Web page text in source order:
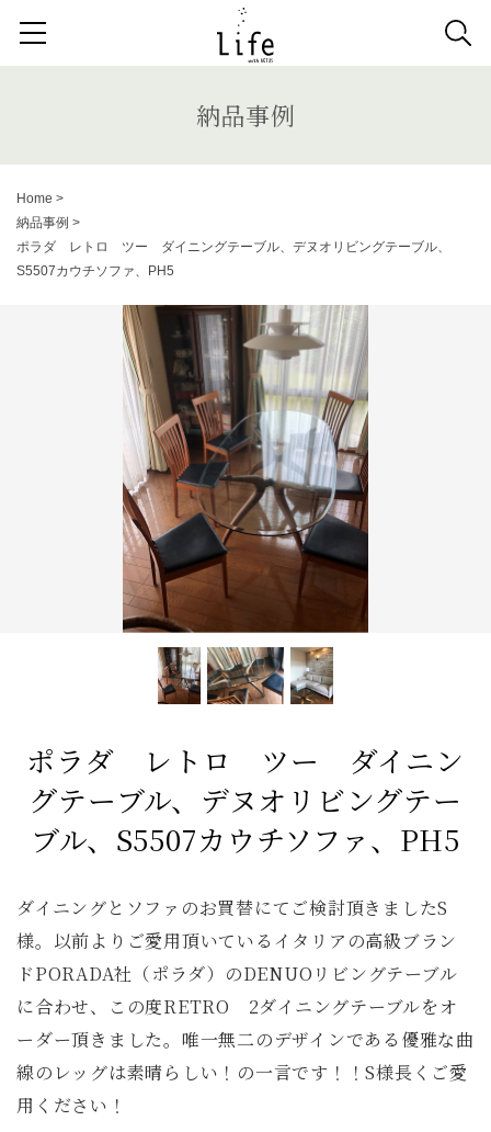
検索する記事の種類：
納品事例 News
キーワードから記事を探す
ファブリック コレクション ダイニングチェア
スツール システムソファ テラス
サイドテーブル 収納家具
コンソールデスク ミラー 3人掛けソファ
2人掛けソファ リビングテーブル
キッチンボード 1人掛けソファ ラグ
全てのキーワードを表示
納品事例
Home >
納品事例 >
ポラダ レトロ ツー ダイニングテーブル、デヌオリビングテーブル、
S5507カウチソファ、PH5
ポラダ レトロ ツー ダイニン
グテーブル、デヌオリビングテー
ブル、S5507カウチソファ、PH5
ダイニングとソファのお買替にてご検討頂きましたS
様。以前よりご愛用頂いているイタリアの高級ブラン
ドPORADA社（ポラダ）のDENUOリビングテーブル
に合わせ、この度RETRO 2ダイニングテーブルをオ
ーダー頂きました。唯一無二のデザインである優雅な曲
線のレッグは素晴らしい！の一言です！！S様長くご愛
用ください！